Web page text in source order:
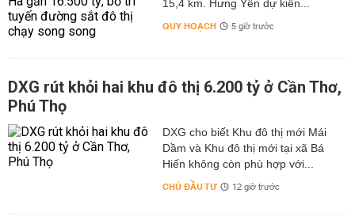
15,4 km. Hưng Yên dự kiến...
QUY HOẠCH 5 giờ trước
DXG rút khỏi hai khu đô thị 6.200 tỷ ở Cần Thơ,
Phú Thọ
DXG cho biết Khu đô thị mới Mái
Dầm và Khu đô thị mới tại xã Bá
Hiến không còn phù hợp với...
CHỦ ĐẦU TƯ 12 giờ trước